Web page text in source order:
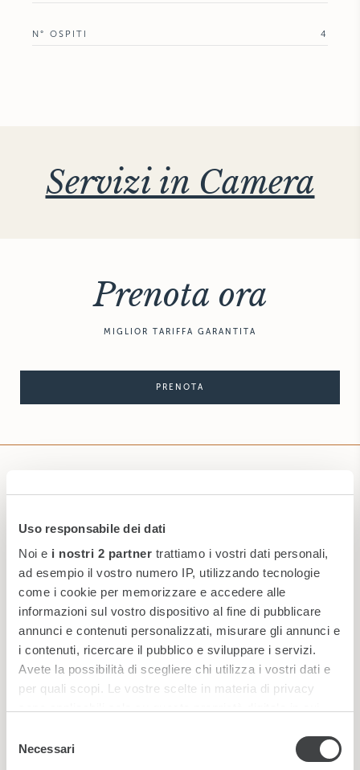
Uso responsabile dei dati
Noi e i nostri 2 partner trattiamo i vostri dati personali,
ad esempio il vostro numero IP, utilizzando tecnologie
come i cookie per memorizzare e accedere alle
informazioni sul vostro dispositivo al fine di pubblicare
annunci e contenuti personalizzati, misurare gli annunci e
i contenuti, ricercare il pubblico e sviluppare i servizi.
Avete la possibilità di scegliere chi utilizza i vostri dati e
per quali scopi. Le vostre scelte in materia di privacy
revocare il proprio consenso in qualsiasi momento dalla
Dichiarazione sui cookie o facendo clic sull'icona di
delNecessari
N° OSPITI 4
Servizi in Camera
Prenota ora
MIGLIOR TARIFFA GARANTITA
PRENOTA
Iscriviti alla nostra Newsletter